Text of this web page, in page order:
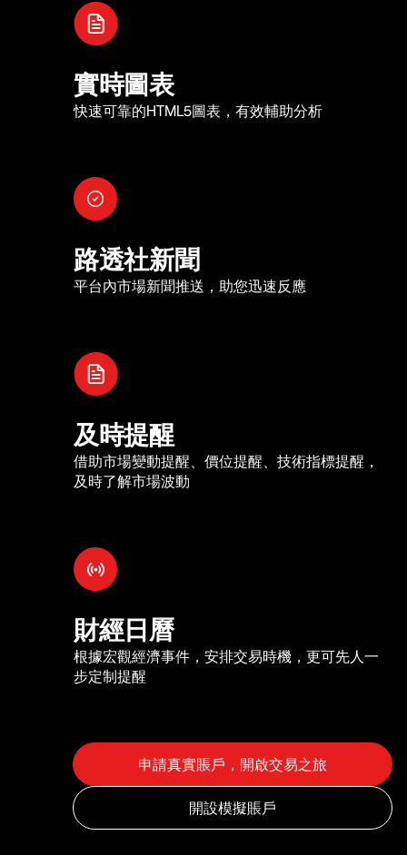
實時圖表
快速可靠的HTML5圖表，有效輔助分析
路透社新聞
平台內市場新聞推送，助您迅速反應
及時提醒
借助市場變動提醒、價位提醒、技術指標提醒，
及時了解市場波動
財經日曆
根據宏觀經濟事件，安排交易時機，更可先人一
步定制提醒